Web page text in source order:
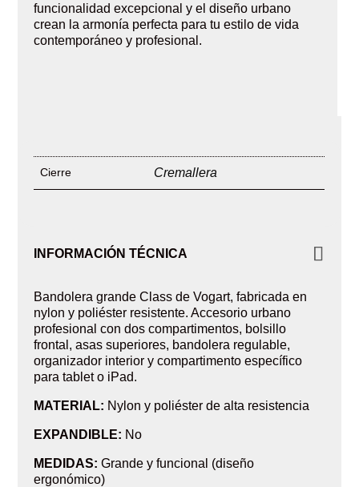
funcionalidad excepcional y el diseño urbano
crean la armonía perfecta para tu estilo de vida
contemporáneo y profesional.
Cierre Cremallera
INFORMACIÓN TÉCNICA
Bandolera grande Class de Vogart, fabricada en
nylon y poliéster resistente. Accesorio urbano
profesional con dos compartimentos, bolsillo
frontal, asas superiores, bandolera regulable,
organizador interior y compartimento específico
para tablet o iPad.
MATERIAL: Nylon y poliéster de alta resistencia
EXPANDIBLE: No
MEDIDAS: Grande y funcional (diseño
ergonómico)